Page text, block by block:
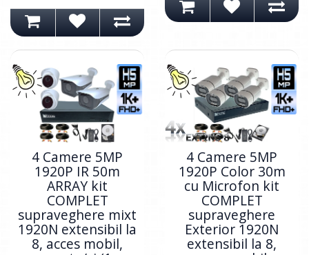
4 Camere 5MP
1920P IR 50m
ARRAY kit
COMPLET
supraveghere mixt
1920N extensibil la
8, acces mobil,
4 Camere 5MP
1920P Color 30m
cu Microfon kit
COMPLET
supraveghere
Exterior 1920N
extensibil la 8,